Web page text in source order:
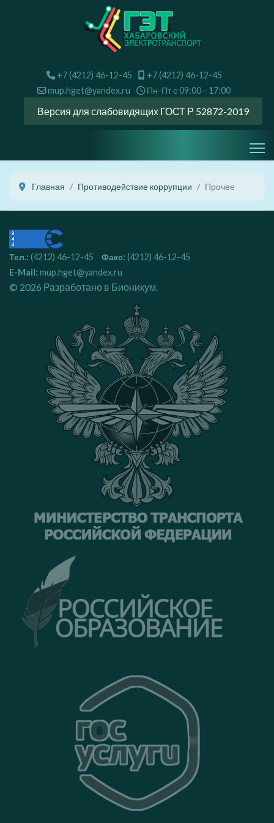
+7 (4212) 46-12-45
+7 (4212) 46-12-45
mup.hget@yandex.ru
Пн-Пт с 09:00 - 17:00
Версия для слабовидящих ГОСТ Р 52872-2019
Главная Противодействие коррупции Прочее
Тел.: (4212) 46-12-45 Факс: (4212) 46-12-45
E-Mail: mup.hget@yandex.ru
© 2026 Разработано в Бионикум.